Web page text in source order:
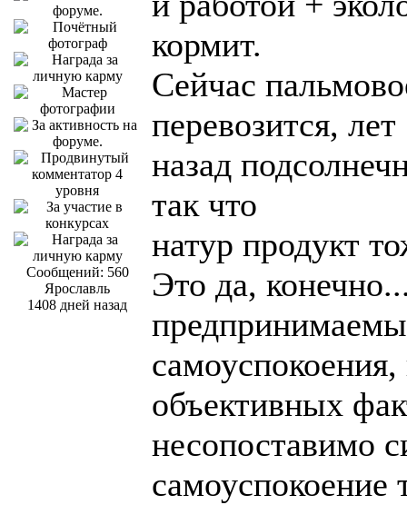
Сообщений: 560
Ярославль
1408 дней назад
кормит.
Сейчас
перевозится, лет
назад
так что
натур продукт
Это да,
объективных
несопоставимо